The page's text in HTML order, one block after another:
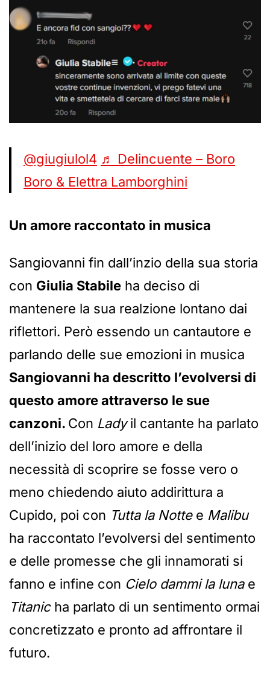
@giugiulol4 ♬ Delincuente – Boro
Boro & Elettra Lamborghini
Un amore raccontato in musica
Sangiovanni fin dall’inzio della sua storia
con Giulia Stabile ha deciso di
mantenere la sua realzione lontano dai
riflettori. Però essendo un cantautore e
parlando delle sue emozioni in musica
Sangiovanni ha descritto l’evolversi di
questo amore attraverso le sue
canzoni. Con Ladyil cantante ha parlato
dell’inizio del loro amore e della
necessità di scoprire se fosse vero o
meno chiedendo aiuto addirittura a
Cupido, poi con Tutta la Nottee Malibu
ha raccontato l’evolversi del sentimento
e delle promesse che gli innamorati si
fanno e infine con Cielo dammi la lunae
Titanicha parlato di un sentimento ormai
concretizzato e pronto ad affrontare il
futuro.